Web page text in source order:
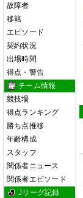
故障者
移籍
エピソード
契約状況
出場時間
得点・警告
チーム情報
競技場
得点ランキング
勝ち点推移
年齢構成
スタッフ
関係者ニュース
関係者エピソード
Jリーグ記録